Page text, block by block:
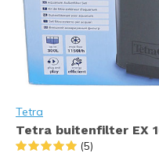
Tetra
Tetra buitenfilter EX
(5)